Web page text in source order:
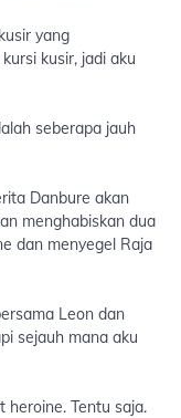
yang
kusir, jadi aku
seberapa jauh
Danbure akan
menghabiskan dua
dan menyegel Raja
Leon dan
sejauh mana aku
heroine. Tentu saja.